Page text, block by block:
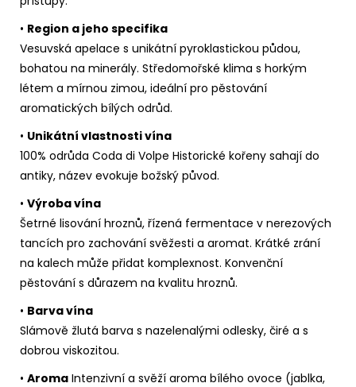
• Region a jeho specifika
Vesuvská apelace s unikátní pyroklastickou půdou,
bohatou na minerály. Středomořské klima s horkým
létem a mírnou zimou, ideální pro pěstování
aromatických bílých odrůd.
• Unikátní vlastnosti vína
100% odrůda Coda di Volpe Historické kořeny sahají do
antiky, název evokuje božský původ.
• Výroba vína
Šetrné lisování hroznů, řízená fermentace v nerezových
tancích pro zachování svěžesti a aromat. Krátké zrání
na kalech může přidat komplexnost. Konvenční
pěstování s důrazem na kvalitu hroznů.
• Barva vína
Slámově žlutá barva s nazelenalými odlesky, čiré a s
dobrou viskozitou.
• Aroma Intenzivní a svěží aroma bílého ovoce (jablka,